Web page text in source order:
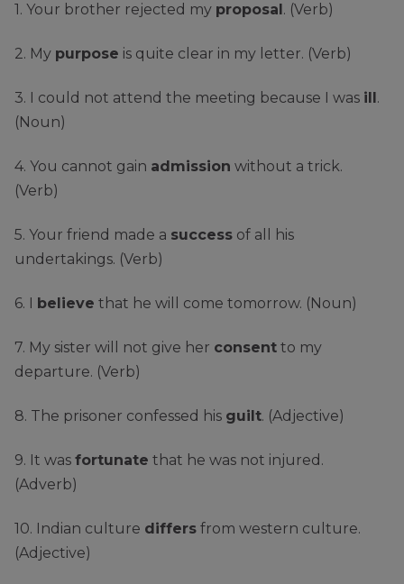
1. Your brother rejected my proposal . (Verb)
2. My purpose is quite clear in my letter. (Verb)
3. I could not attend the meeting because I was ill .
(Noun)
4. You cannot gain admission without a trick.
(Verb)
5. Your friend made a success of all his
undertakings. (Verb)
6. I believe that he will come tomorrow. (Noun)
7. My sister will not give her consent to my
departure. (Verb)
8. The prisoner confessed his guilt. (Adjective)
9. It was fortunate that he was not injured.
(Adverb)
10. Indian culture differs from western culture.
(Adjective)